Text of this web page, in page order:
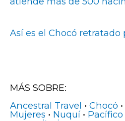
Así es el Chocó
MÁS SOBRE:
Ancestral Travel • Chocó •
Mujeres • Nuquí • Pacífico